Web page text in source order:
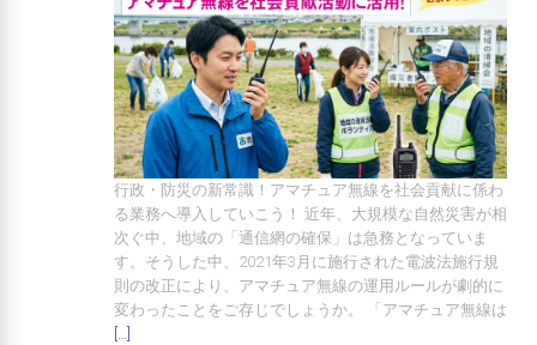
行政・防災の新常識！アマチュア無線を社会貢献に係わ
る業務へ導入していこう！ 近年、大規模な自然災害が相
次ぐ中、地域の「通信網の確保」は急務となっていま
す。そうした中、2021年3月に施行された電波法施行規
則の改正により、アマチュア無線の運用ルールが劇的に
変わったことをご存じでしょうか。 「アマチュア無線は
[…]